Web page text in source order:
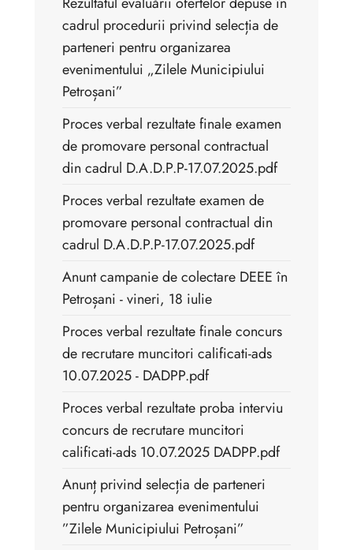
cadrul procedurii privind selecția de
parteneri pentru organizarea
evenimentului „Zilele Municipiului
Petroșani”
Proces verbal rezultate finale examen
de promovare personal contractual
din cadrul D.A.D.P.P-17.07.2025.pdf
Proces verbal rezultate examen de
promovare personal contractual din
cadrul D.A.D.P.P-17.07.2025.pdf
Anunt campanie de colectare DEEE în
Petroșani - vineri, 18 iulie
Proces verbal rezultate finale concurs
de recrutare muncitori calificati-ads
10.07.2025 - DADPP.pdf
Proces verbal rezultate proba interviu
concurs de recrutare muncitori
calificati-ads 10.07.2025 DADPP.pdf
Anunț privind selecția de parteneri
pentru organizarea evenimentului
”Zilele Municipiului Petroșani”